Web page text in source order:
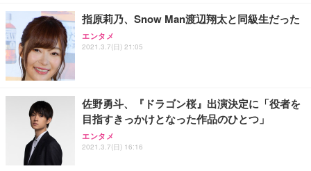
指原莉乃、Snow Man渡辺翔太と同級生だった
エンタメ
2021.3.7(日) 21:05
佐野勇斗、『ドラゴン桜』出演決定に「役者を
目指すきっかけとなった作品のひとつ」
エンタメ
2021.3.7(日) 16:16